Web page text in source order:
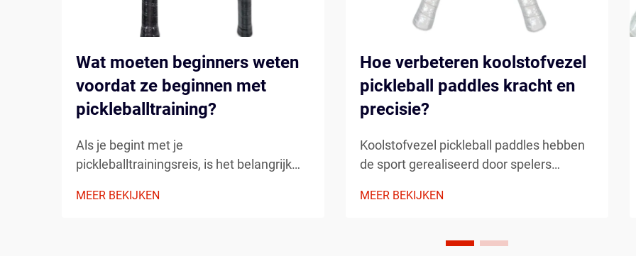
Wat moeten beginners weten
voordat ze beginnen met
pickleballtraining?
Als je begint met je
pickleballtrainingsreis, is het belangrijk
die jouw ontwikkeling als speler zullen
MEER BEKIJKEN
Hoe verbeteren koolstofvezel
pickleball paddles kracht en
precisie?
Koolstofvezel pickleball paddles hebben
de sport gerealiseerd door spelers
bieden. Deze geavanceerde paddles
met uitzonderlijke sterkte, waardoor ze
MEER BEKIJKEN